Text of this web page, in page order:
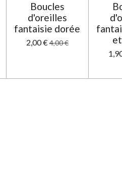
Boucles
d'oreilles
fantaisie dorée
2,00 €4,00 €